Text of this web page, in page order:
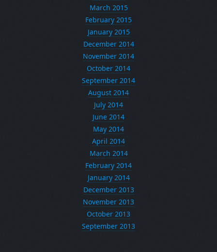
March 2015
February 2015
January 2015
December 2014
November 2014
October 2014
September 2014
August 2014
July 2014
June 2014
May 2014
April 2014
March 2014
February 2014
January 2014
December 2013
November 2013
October 2013
September 2013